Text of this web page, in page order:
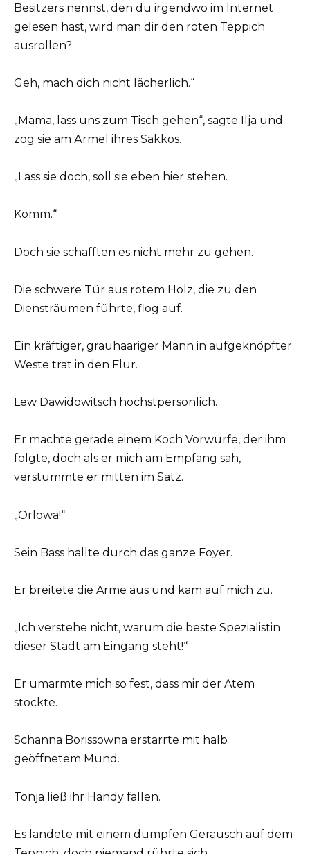
Besitzers nennst, den du irgendwo im Internet
gelesen hast, wird man dir den roten Teppich
ausrollen?
Geh, mach dich nicht lächerlich.“
„Mama, lass uns zum Tisch gehen“, sagte Ilja und
zog sie am Ärmel ihres Sakkos.
„Lass sie doch, soll sie eben hier stehen.
Komm.“
Doch sie schafften es nicht mehr zu gehen.
Die schwere Tür aus rotem Holz, die zu den
Diensträumen führte, flog auf.
Ein kräftiger, grauhaariger Mann in aufgeknöpfter
Weste trat in den Flur.
Lew Dawidowitsch höchstpersönlich.
Er machte gerade einem Koch Vorwürfe, der ihm
folgte, doch als er mich am Empfang sah,
verstummte er mitten im Satz.
„Orlowa!“
Sein Bass hallte durch das ganze Foyer.
Er breitete die Arme aus und kam auf mich zu.
„Ich verstehe nicht, warum die beste Spezialistin
dieser Stadt am Eingang steht!“
Er umarmte mich so fest, dass mir der Atem
stockte.
Schanna Borissowna erstarrte mit halb
geöffnetem Mund.
Tonja ließ ihr Handy fallen.
Es landete mit einem dumpfen Geräusch auf dem